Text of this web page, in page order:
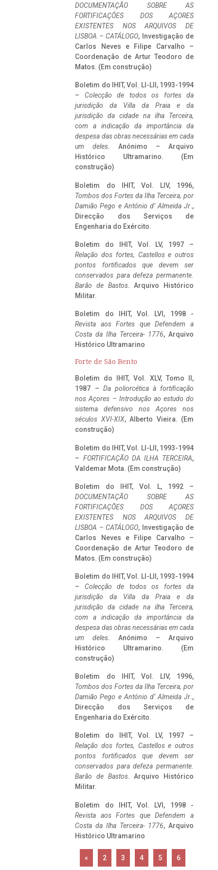
DOCUMENTAÇÃO SOBRE AS
FORTIFICAÇÕES DOS AÇORES
EXISTENTES NOS ARQUIVOS DE
LISBOA – CATÁLOGO, Investigação de
Carlos Neves e Filipe Carvalho –
Coordenação de Artur Teodoro de
Matos. (Em construção)
Boletim do IHIT, Vol. LI-LII, 1993-1994
– Colecção de todos os fortes da
jurisdição da Villa da Praia e da
jurisdição da cidade na ilha Terceira,
com a indicação da importância da
despesa das obras necessárias em cada
um deles. Anónimo – Arquivo
Histórico Ultramarino. (Em
construção)
Boletim do IHIT, Vol. LIV, 1996,
Tombos dos Fortes da Ilha Terceira, por
Damião Pego e António d’ Almeida Jr.,
Direcção dos Serviços de
Engenharia do Exército.
Boletim do IHIT, Vol. LV, 1997 –
Relação dos fortes, Castellos e outros
pontos fortificados que devem ser
conservados para defeza permanente.
Barão de Bastos. Arquivo Histórico
Militar.
Boletim do IHIT, Vol. LVI, 1998 -
Revista aos Fortes que Defendem a
Costa da Ilha Terceira- 1776, Arquivo
Histórico Ultramarino
Forte de São Bento
Boletim do IHIT, Vol. XLV, Tomo II,
1987 – Da poliorcética à fortificação
nos Açores – Introdução ao estudo do
sistema defensivo nos Açores nos
séculos XVI-XIX, Alberto Vieira. (Em
construção)
Boletim do IHIT, Vol. LI-LII, 1993-1994
– FORTIFICAÇÃO DA ILHA TERCEIRA,
Valdemar Mota. (Em construção)
Boletim do IHIT, Vol. L, 1992 –
DOCUMENTAÇÃO SOBRE AS
FORTIFICAÇÕES DOS AÇORES
EXISTENTES NOS ARQUIVOS DE
LISBOA – CATÁLOGO, Investigação de
Carlos Neves e Filipe Carvalho –
Coordenação de Artur Teodoro de
Matos. (Em construção)
Boletim do IHIT, Vol. LI-LII, 1993-1994
– Colecção de todos os fortes da
jurisdição da Villa da Praia e da
jurisdição da cidade na ilha Terceira,
com a indicação da importância da
despesa das obras necessárias em cada
um deles. Anónimo – Arquivo
Histórico Ultramarino. (Em
construção)
Boletim do IHIT, Vol. LIV, 1996,
Tombos dos Fortes da Ilha Terceira, por
Damião Pego e António d’ Almeida Jr.,
Direcção dos Serviços de
Engenharia do Exército.
Boletim do IHIT, Vol. LV, 1997 –
Relação dos fortes, Castellos e outros
pontos fortificados que devem ser
conservados para defeza permanente.
Barão de Bastos. Arquivo Histórico
Militar.
Boletim do IHIT, Vol. LVI, 1998 -
Revista aos Fortes que Defendem a
Costa da Ilha Terceira- 1776, Arquivo
Histórico Ultramarino
« 2 3 4 5 6